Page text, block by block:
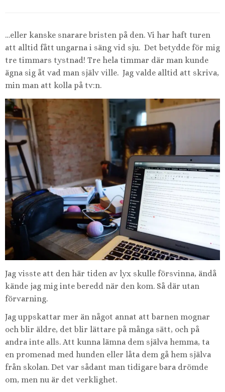
…eller kanske snarare bristen på den. Vi har haft turen
att alltid fått ungarna i säng vid sju. Det betydde för mig
tre timmars tystnad! Tre hela timmar där man kunde
ägna sig åt vad man själv ville. Jag valde alltid att skriva,
min man att kolla på tv:n.
Jag visste att den här tiden av lyx skulle försvinna, ändå
kände jag mig inte beredd när den kom. Så där utan
förvarning.
Jag uppskattar mer än något annat att barnen mognar
och blir äldre, det blir lättare på många sätt, och på
andra inte alls. Att kunna lämna dem själva hemma, ta
en promenad med hunden eller låta dem gå hem själva
från skolan. Det var sådant man tidigare bara drömde
om, men nu är det verklighet.